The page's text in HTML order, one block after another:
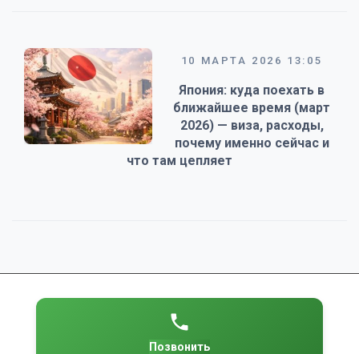
10 МАРТА 2026 13:05
Япония: куда поехать в
ближайшее время (март
2026) — виза, расходы,
почему именно сейчас и
что там цепляет
Позвонить